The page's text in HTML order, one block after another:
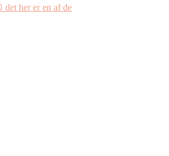
det her er en af de